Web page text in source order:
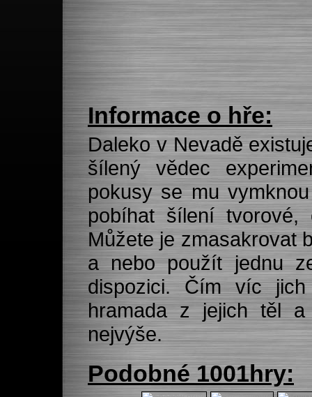
Informace o hře:
Daleko v Nevadě
šílený vědec
pokusy se mu
pobíhat šílení
Můžete je zmasakrovat
a nebo použít jednu
dispozici. Čím víc
hramada z jejich těl
nejvýše.
Podobné 1001hry: